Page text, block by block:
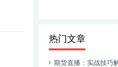
热门文章
期货直播：实战技巧